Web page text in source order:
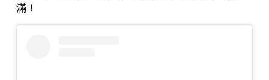
滿！